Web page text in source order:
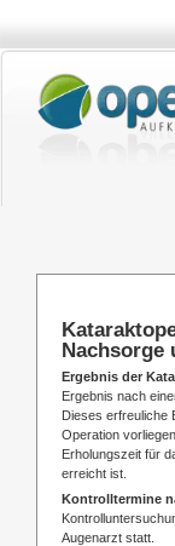
springen
Nachsorge
Ergebnis der
Ergebnis nach
Dieses erfreuliche
Operation
Erholungszeit für
erreicht ist.
Kontrolltermine
Augenarzt statt.